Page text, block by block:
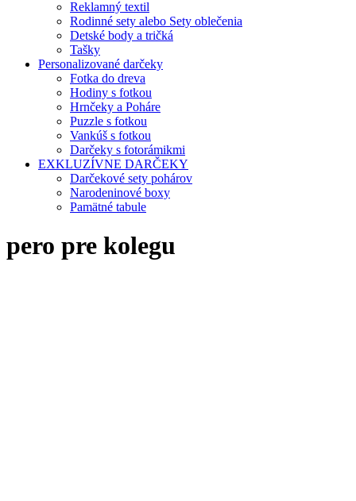
Reklamný textil
Rodinné sety alebo Sety oblečenia
Detské body a tričká
Tašky
Personalizované darčeky
Fotka do dreva
Hodiny s fotkou
Hrnčeky a Poháre
Puzzle s fotkou
Vankúš s fotkou
Darčeky s fotorámikmi
EXKLUZÍVNE DARČEKY
Darčekové sety pohárov
Narodeninové boxy
Pamätné tabule
pero pre kolegu